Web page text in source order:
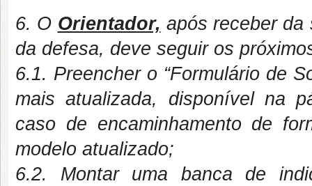
6. O Orientador, após receber da
da defesa, deve seguir os
6.1. Preencher o “Formulário de
mais atualizada, disponível na
caso de encaminhamento de
modelo atualizado;
6.2. Montar uma banca de